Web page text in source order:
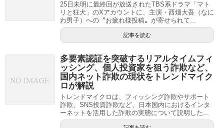
25日未明に最終回が放送されたTBS系ドラマ「マト
リと狂犬」のXアカウントに、主演・西畑大吾（なに
わ男子）への〝お疲れ様投稿〟が寄せられて...
記事を読む
多要素認証を突破するリアルタイムフィ
ッシング、個人投資家を狙う詐欺など、
国内ネット詐欺の現状をトレンドマイク
ロが解説
トレンドマイクロは、フィッシング詐欺やサポート
詐欺、SNS投資詐欺など、日本国内におけるインタ
ーネットを活用した詐欺の実態について説明した...